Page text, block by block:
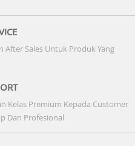
After Sales Untuk Produk Yang
Kelas Premium Kepada Customer
Dan Profesional